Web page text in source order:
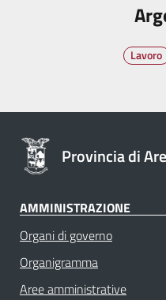
Lavoro
Provincia di
AMMINISTRAZIONE
Organi di governo
Organigramma
Aree amministrative